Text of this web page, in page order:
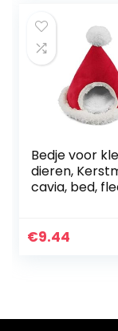
Bedje voor
dieren,
cavia, bed,
voor
€9.44